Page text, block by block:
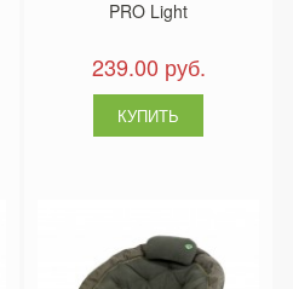
PRO Light
239.00 руб.